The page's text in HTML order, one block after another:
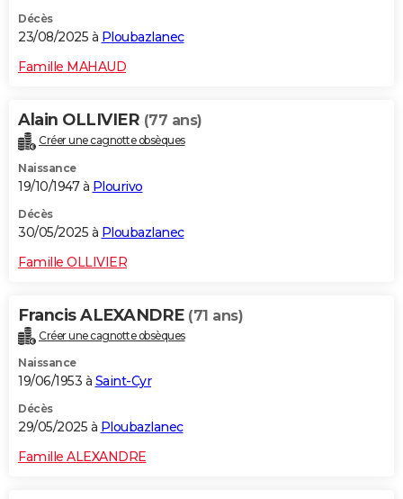
Décès
23/08/2025 à Ploubazlanec
Famille MAHAUD
Alain OLLIVIER (77 ans)
Créer une cagnotte obsèques
Naissance
19/10/1947 à Plourivo
Décès
30/05/2025 à Ploubazlanec
Famille OLLIVIER
Francis ALEXANDRE (71 ans)
Créer une cagnotte obsèques
Naissance
19/06/1953 à Saint-Cyr
Décès
29/05/2025 à Ploubazlanec
Famille ALEXANDRE